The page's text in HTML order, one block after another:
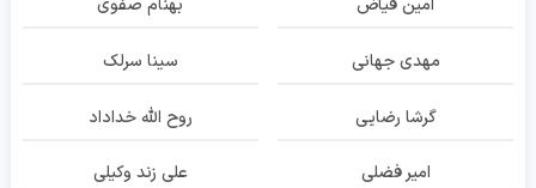
امین فیاض بهنام صفوی
مهدی جهانی سینا سرلک
گرشا رضایی روح الله خداداد
امیر فضلی علی زند وکیلی